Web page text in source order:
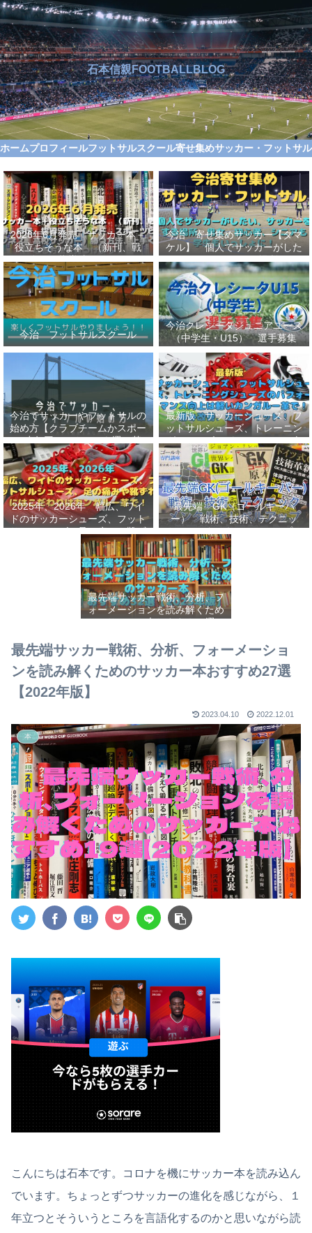
石本信親FOOTBALLBLOG
ホームプロフィールフットサルスクール寄せ集めサッカー・フット
2026年6月発売 サッカー本＋
役立ちそうな本 （新刊、戦
術、自伝、指導法、トレンド、
スポーツビジネス、高校サッカ
ー）勝つ方法、上手くなる方法
を見つけよう！
今治 寄せ集めサッカー【タマ
ケル】 個人でサッカーがした
い、サッカーをする場所、男
女、初心者、シニアも学生もい
っしょに！【タマケル】
今治 フットサルスクール
今治クレシータジュニアユース
（中学生・U15） 選手募集
今治でサッカーやフットサルの
始め方【クラブチームかスポー
ツ少年団かスクールを選ぶ基
準】小学生、幼児（年長・年
中）、サッカー
最新版 サッカーシューズ、フ
ットサルシューズ、トレーニン
グシューズのパフォーマンス向
上は軽いカンガルー革で！痛み
改善、足にフィット！
2025年、2026年 幅広、ワイ
ドのサッカーシューズ、フット
サルシューズ、足の痛みや靴ず
れにはこだわりはカンガルー革
で！
最先端 GK（ゴールキーパ
ー） 戦術、技術、テクニッ
ク、メンタルをレベルアップし
世界基準へ 練習メニューなど
選手、指導者おすすめ本 11
選
最先端サッカー戦術、分析、フ
ォーメーションを読み解くため
のサッカー本おすすめ32選
最先端サッカー戦術、分析、フォーメーショ
ンを読み解くためのサッカー本おすすめ27選
【2022年版】
2023.04.10 2022.12.01
本
こんにちは石本です。コロナを機にサッカー本を読み込ん
でいます。ちょっとずつサッカーの進化を感じながら、１
年立つとそういうところを言語化するのかと思いながら読